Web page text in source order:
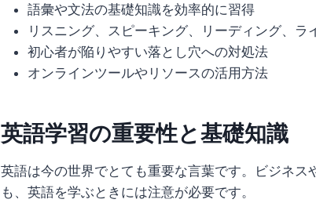
語彙や文法の基礎知識を効率的に習得
リスニング、スピーキング、リーディング、ラ
初心者が陥りやすい落とし穴への対処法
オンラインツールやリソースの活用方法
英語学習の重要性と基礎知識
英語は今の世界でとても重要な言葉です。ビジネ
も、英語を学ぶときには注意が必要です。